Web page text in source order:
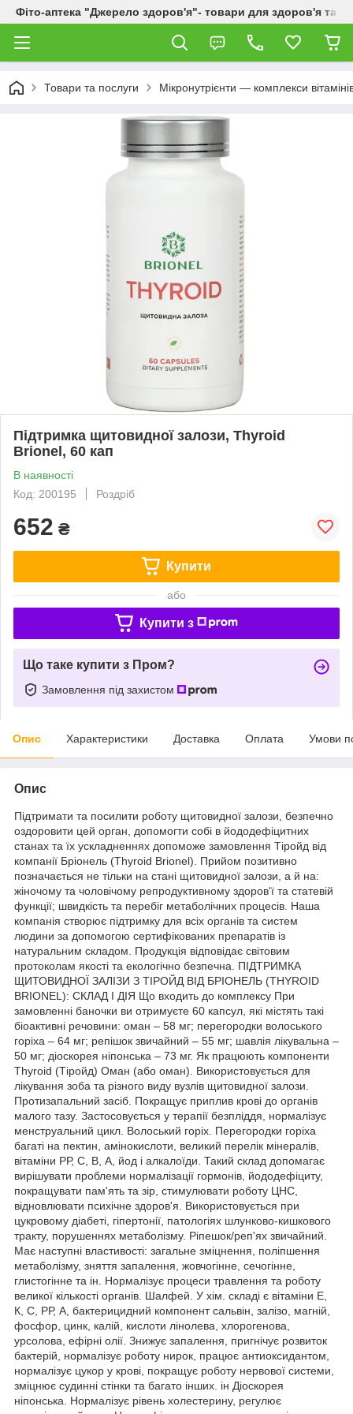
Фіто-аптека "Джерело здоров'я"- товари для здоров'я та
Товари та послуги Мікронутрієнти — комплекси
Підтримка щитовидної залози, Thyroid
Brionel, 60 кап
В наявності
Код: 200195
Роздріб
652 ₴
Купити
або
Купити з
Що таке купити з Пром?
Замовлення під захистом
Опис Характеристики Доставка Оплата Умови
Опис
Підтримати та посилити роботу щитовидної залози, безпечно
оздоровити цей орган, допомогти собі в йододефіцитних
станах та їх ускладненнях допоможе замовлення Тіройд від
компанії Бріонель (Thyroid Brionel). Прийом позитивно
позначається не тільки на стані щитовидної залози, а й на:
жіночому та чоловічому репродуктивному здоров'ї та статевій
функції; швидкість та перебіг метаболічних процесів. Наша
компанія створює підтримку для всіх органів та систем
людини за допомогою сертифікованих препаратів із
натуральним складом. Продукція відповідає світовим
протоколам якості та екологічно безпечна. ПІДТРИМКА
ЩИТОВИДНОЇ ЗАЛІЗИ З ТІРОЙД ВІД БРІОНЕЛЬ (THYROID
BRIONEL): СКЛАД І ДІЯ Що входить до комплексу При
замовленні баночки ви отримуєте 60 капсул, які містять такі
біоактивні речовини: оман – 58 мг; перегородки волоського
горіха – 64 мг; репішок звичайний – 55 мг; шавлія лікувальна –
50 мг; діоскорея ніпонська – 73 мг. Як працюють компоненти
Thyroid (Тіройд) Оман (або оман). Використовується для
лікування зоба та різного виду вузлів щитовидної залози.
Протизапальний засіб. Покращує приплив крові до органів
малого тазу. Застосовується у терапії безпліддя, нормалізує
менструальний цикл. Волоський горіх. Перегородки горіха
багаті на пектин, амінокислоти, великий перелік мінералів,
вітаміни РР, С, В, А, йод і алкалоїди. Такий склад допомагає
вирішувати проблеми нормалізації гормонів, йододефіциту,
покращувати пам'ять та зір, стимулювати роботу ЦНС,
відновлювати психічне здоров'я. Використовується при
цукровому діабеті, гіпертонії, патологіях шлунково-кишкового
тракту, порушеннях метаболізму. Ріпешок/реп'ях звичайний.
Має наступні властивості: загальне зміцнення, поліпшення
метаболізму, зняття запалення, жовчогінне, сечогінне,
глистогінне та ін. Нормалізує процеси травлення та роботу
великої кількості органів. Шалфей. У хім. складі є вітаміни Е,
К, С, РР, А, бактерицидний компонент сальвін, залізо, магній,
фосфор, цинк, калій, кислоти лінолева, хлорогенова,
урсолова, ефірні олії. Знижує запалення, пригнічує розвиток
бактерій, нормалізує роботу нирок, працює антиоксидантом,
нормалізує цукор у крові, покращує роботу нервової системи,
зміцнює судинні стінки та багато інших. ін Діоскорея
ніпонська. Нормалізує рівень холестерину, регулює